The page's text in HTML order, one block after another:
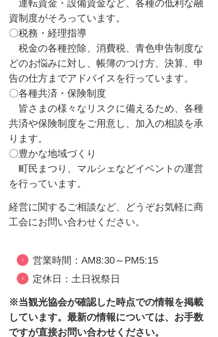
運転資金・設備資金など、各種の低利な融
資制度がそろっています。
〇税務・経理指導
税金の各種控除、消費税、青色申告制度な
どのお悩みに対し、帳簿のつけ方、決算、申
告の仕方までアドバイスを行っています。
〇各種共済・保険制度
皆さまの様々なリスクに備えるため、各種
共済や保険制度をご用意し、加入の相談を承
ります。
〇豊かな地域づくり
町民まつり、マルシェなどイベントの運営
を行っています。
経営に関するご相談など、どうぞお気軽に商
工会にお問い合わせください。
営業時間：AM8:30～PM5:15
定休日：土日祝祭日
※当観光協会が確認した時点での情報を掲載
しています。最新の情報については、お手数
ですが直接お問い合わせください。